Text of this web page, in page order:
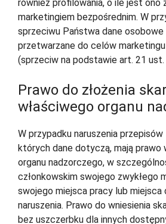
również profilowania, o ile jest ono
marketingiem bezpośrednim. W
sprzeciwu Państwa dane osobowe
przetwarzane do celów
(sprzeciw na podstawie art. 21 ust.
Prawo do złożenia
właściwego organu
W przypadku naruszenia przepisów
których dane dotyczą, mają prawo
organu nadzorczego, w
członkowskim swojego zwykłego
swojego miejsca pracy lub miejsca
naruszenia. Prawo do wniesienia
bez uszczerbku dla innych